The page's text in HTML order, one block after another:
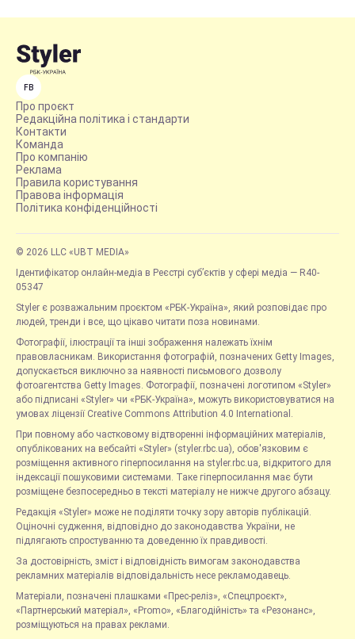
FB
Про проєкт
Редакційна політика і стандарти
Контакти
Команда
Про компанію
Реклама
Правила користування
Правова інформація
Політика конфіденційності
© 2026 LLC «UBT MEDIA»
Ідентифікатор онлайн-медіа в Реєстрі суб’єктів у сфері медіа — R40-
05347
Styler є розважальним проєктом «РБК-Україна», який розповідає про
людей, тренди і все, що цікаво читати поза новинами.
Фотографії, ілюстрації та інші зображення належать їхнім
правовласникам. Використання фотографій, позначених Getty Images,
допускається виключно за наявності письмового дозволу
фотоагентства Getty Images. Фотографії, позначені логотипом «Styler»
або підписані «Styler» чи «РБК-Україна», можуть використовуватися на
умовах ліцензії Creative Commons Attribution 4.0 International.
При повному або частковому відтворенні інформаційних матеріалів,
опублікованих на вебсайті «Styler» (styler.rbc.ua), обов'язковим є
розміщення активного гіперпосилання на styler.rbc.ua, відкритого для
індексації пошуковими системами. Таке гіперпосилання має бути
розміщене безпосередньо в тексті матеріалу не нижче другого абзацу.
Редакція «Styler» може не поділяти точку зору авторів публікацій.
Оціночні судження, відповідно до законодавства України, не
підлягають спростуванню та доведенню їх правдивості.
За достовірність, зміст і відповідність вимогам законодавства
рекламних матеріалів відповідальність несе рекламодавець.
Матеріали, позначені плашками «Прес-реліз», «Спецпроєкт»,
«Партнерський матеріал», «Promo», «Благодійність» та «Резонанс»,
розміщуються на правах реклами.